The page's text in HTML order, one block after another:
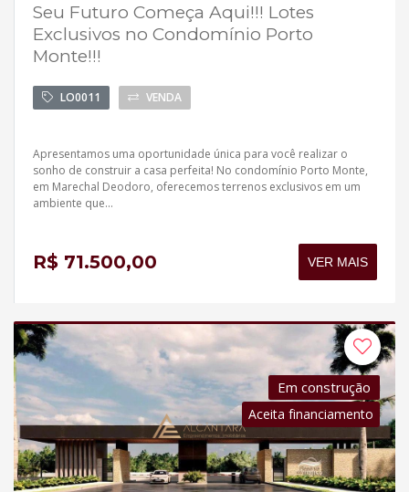
Seu Futuro Começa Aqui!!! Lotes
Exclusivos no Condomínio Porto
Monte!!!
LO0011 VENDA
Apresentamos uma oportunidade única para você realizar o
sonho de construir a casa perfeita! No condomínio Porto Monte,
em Marechal Deodoro, oferecemos terrenos exclusivos em um
ambiente que...
R$ 71.500,00 VER MAIS
Em construção
Aceita financiamento